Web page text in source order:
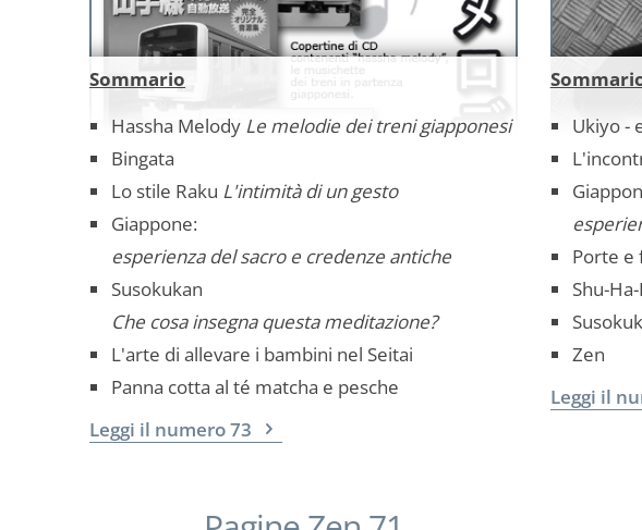
Sommario
Hassha Melody Le melodie dei treni giapponesi
Bingata
Lo stile Raku L'intimità di un gesto
Giappone:
esperienza del sacro e credenze antiche
Susokukan
Che cosa insegna questa meditazione?
L'arte di allevare i bambini nel Seitai
Panna cotta al té matcha e pesche
Leggi il numero 73
Ukiyo -
Porte e
Shu-
Zen
Leggi il